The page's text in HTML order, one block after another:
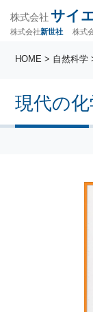
株式会社 サイ
株式会社新世社 株式
現代の
HOME > 自然科学